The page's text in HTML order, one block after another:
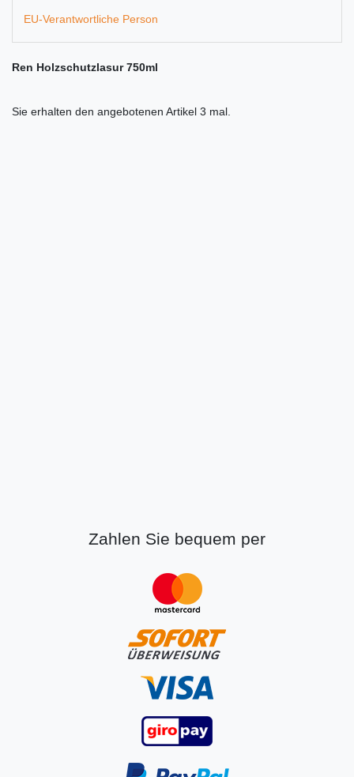
EU-Verantwortliche Person
Ren Holzschutzlasur 750ml
Sie erhalten den angebotenen Artikel 3 mal.
Zahlen Sie bequem per